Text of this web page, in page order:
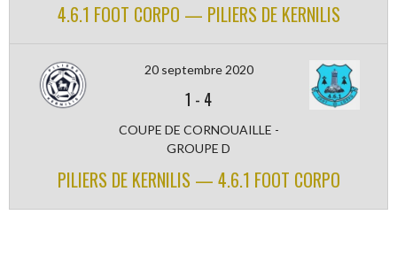
4.6.1 FOOT CORPO — PILIERS DE KERNILIS
20 septembre 2020
1 - 4
COUPE DE CORNOUAILLE -
GROUPE D
PILIERS DE KERNILIS — 4.6.1 FOOT CORPO